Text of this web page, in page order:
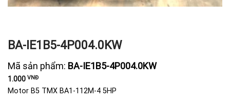
BA-IE1B5-4P004.0KW
Mã sản phẩm: BA-IE1B5-4P004.0KW
1.000 VNĐ
Motor B5 TMX BA1-112M-4 5HP